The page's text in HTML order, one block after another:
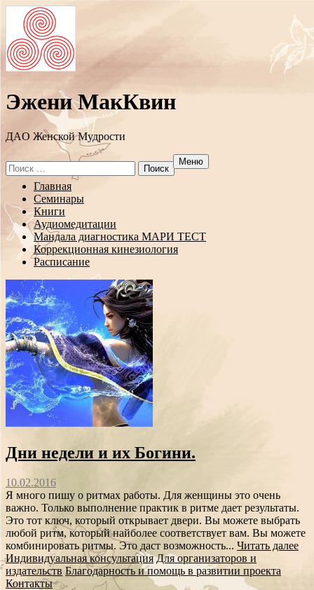
Эжени МакКвин
ДAO Женской Мудрости
Search
for:
Меню
Перейти
содержанию
Главная
Семинары
Книги
Аудиомедитации
Мандала диагностика МАРИ ТЕСТ
Коррекционная кинезиология
Расписание
Дни недели и их Богини.
10.02.2016
Я много пишу о ритмах работы. Для женщины это очень
важно. Только выполнение практик в ритме дает результаты.
Это тот ключ, который открывает двери. Вы можете выбрать
любой ритм, который найболее соответствует вам. Вы можете
комбинировать ритмы. Это даст возможность... Читать далее
Индивидуальная консультация Для организаторов и
издательств Благодарность и помощь в развитии проекта
Контакты